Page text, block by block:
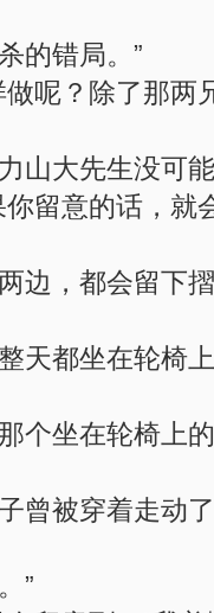
的错局。”
？除了那两
山大先生没可
意的话，就
边，都会留下
天都坐在轮椅
个坐在轮椅上
曾被穿着走动
”